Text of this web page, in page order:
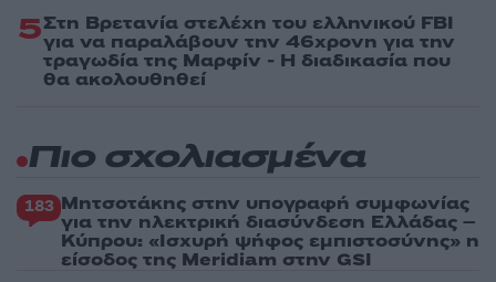
5Στη Βρετανία στελέχη του ελληνικού FBI
για να παραλάβουν την 46χρονη για την
τραγωδία της Μαρφίν - Η διαδικασία που
θα ακολουθηθεί
Πιο σχολιασμένα
183 Μητσοτάκης στην υπογραφή συμφωνίας
για την ηλεκτρική διασύνδεση Ελλάδας –
Κύπρου: «Ισχυρή ψήφος εμπιστοσύνης» η
είσοδος της Meridiam στην GSI